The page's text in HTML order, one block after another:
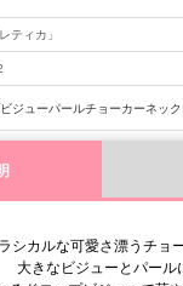
ティカ」
ジューパールチョーカーネッ
シカルな可愛さ漂うチョ
大きなビジューとパール